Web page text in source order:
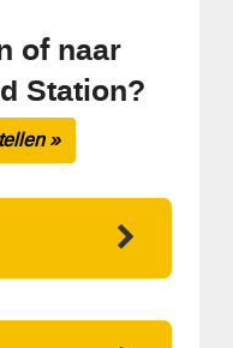
of naar
Station?
»